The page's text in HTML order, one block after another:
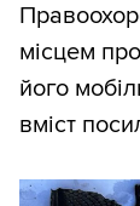
місцем
його
вміст